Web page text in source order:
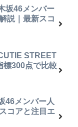
坂46メンバー
説｜最新スコ
STREET
標300点で比較
46メンバー人
コアと注目エ